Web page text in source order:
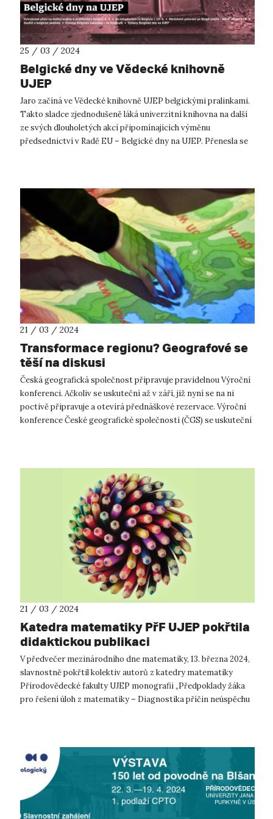
25 / 03 / 2024
Belgické dny ve Vědecké knihovně
UJEP
Jaro začíná ve Vědecké knihovně UJEP belgickými pralinkami.
Takto sladce zjednodušeně láká univerzitní knihovna na další
ze svých dlouholetých akcí připomínajících výměnu
předsednictví v Radě EU – Belgické dny na UJEP. Přenesla se
21 / 03 / 2024
Transformace regionu? Geografové se
těší na diskusi
Česká geografická společnost připravuje pravidelnou Výroční
konferenci. Ačkoliv se uskuteční až v září, již nyní se na ni
poctivě připravuje a otevírá přednáškové rezervace. Výroční
konference České geografické společnosti (ČGS) se uskuteční
21 / 03 / 2024
Katedra matematiky PřF UJEP pokřtila
didaktickou publikaci
V předvečer mezinárodního dne matematiky, 13. března 2024,
slavnostně pokřtil kolektiv autorů z katedry matematiky
Přírodovědecké fakulty UJEP monografii „Předpoklady žáka
pro řešení úloh z matematiky – Diagnostika příčin neúspěchu